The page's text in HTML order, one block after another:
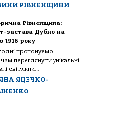
РІВНЕНЩИНИ
Рівненщина:
застава Дубно на
1916 року
пропонуємо
переглянути унікальні
світлини...
ЯЦЕЧКО-